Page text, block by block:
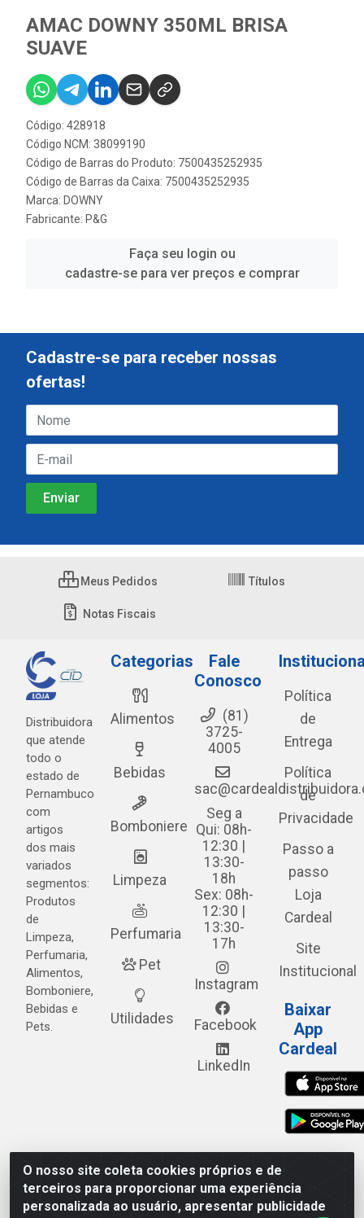
AMAC DOWNY 350ML BRISA
SUAVE
Código: 428918
Código NCM: 38099190
Código de Barras do Produto: 7500435252935
Código de Barras da Caixa: 7500435252935
Marca: DOWNY
Fabricante: P&G
Faça seu login ou
cadastre-se para ver preços e comprar
O nosso site coleta cookies próprios e de
terceiros para proporcionar uma experiência
personalizada ao usuário, apresentar publicidade
Cadastre-se para receber nossas
ofertas!
Meus Pedidos Títulos
Notas Fiscais
Distribuidora
que atende
todo o
estado de
Pernambuco
com
artigos
dos mais
variados
segmentos:
Produtos
de
Limpeza,
Perfumaria,
Alimentos,
Bomboniere,
Bebidas e
Pets.
Categorias
Alimentos
Bebidas
Bomboniere
Limpeza
Perfumaria
Pet
Utilidades
Fale
Conosco
(81)
3725-
4005
Seg a
Qui: 08h-
12:30 |
13:30-
18h
Sex: 08h-
12:30 |
13:30-
17h
Instagram
Facebook
LinkedIn
Política
de
Entrega
Política
de
Privacidade
Passo a
passo
Loja
Cardeal
Site
Institucional
Baixar
App
Cardeal
Cardeal Distribuidora - Estrada Alto do Moura, 582 - Alto
do Moura - Caruaru/PE - CEP 55.040-120 - CNPJ